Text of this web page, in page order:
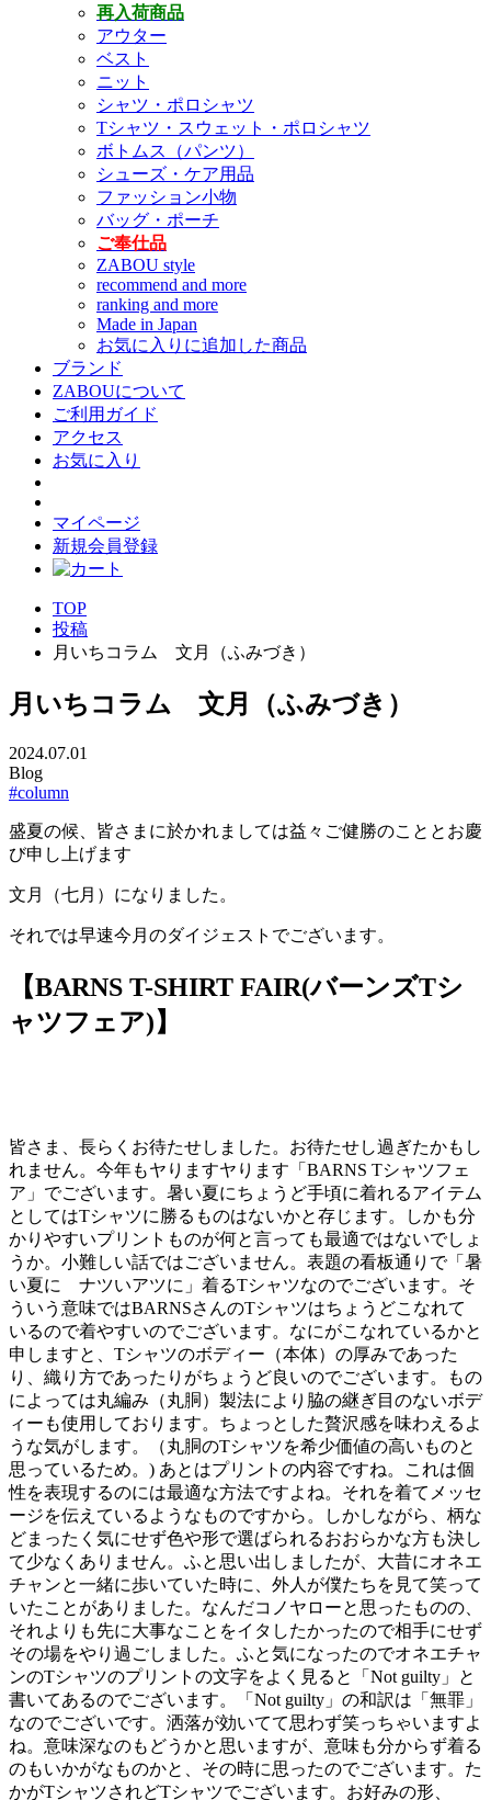
再入荷商品
アウター
ベスト
ニット
シャツ・ポロシャツ
Tシャツ・スウェット・ポロシャツ
ボトムス（パンツ）
シューズ・ケア用品
ファッション小物
バッグ・ポーチ
ご奉仕品
ZABOU style
recommend and more
ranking and more
Made in Japan
お気に入りに追加した商品
ブランド
ZABOUについて
ご利用ガイド
アクセス
お気に入り
マイページ
新規会員登録
TOP
投稿
月いちコラム 文月（ふみづき）
月いちコラム 文月（ふみづき）
2024.07.01
Blog
#column
盛夏の候、皆さまに於かれましては益々ご健勝のこととお慶
び申し上げます
文月（七月）になりました。
それでは早速今月のダイジェストでございます。
【BARNS T-SHIRT FAIR(バーンズTシ
ャツフェア)】
皆さま、長らくお待たせしました。お待たせし過ぎたかもし
れません。今年もヤりますヤります「BARNS Tシャツフェ
ア」でございます。暑い夏にちょうど手頃に着れるアイテム
としてはTシャツに勝るものはないかと存じます。しかも分
かりやすいプリントものが何と言っても最適ではないでしょ
うか。小難しい話ではございません。表題の看板通りで「暑
い夏に ナツいアツに」着るTシャツなのでございます。そ
ういう意味ではBARNSさんのTシャツはちょうどこなれて
いるので着やすいのでございます。なにがこなれているかと
申しますと、Tシャツのボディー（本体）の厚みであった
り、織り方であったりがちょうど良いのでございます。もの
によっては丸編み（丸胴）製法により脇の継ぎ目のないボデ
ィーも使用しております。ちょっとした贅沢感を味わえるよ
うな気がします。（丸胴のTシャツを希少価値の高いものと
思っているため。) あとはプリントの内容ですね。これは個
性を表現するのには最適な方法ですよね。それを着てメッセ
ージを伝えているようなものですから。しかしながら、柄な
どまったく気にせず色や形で選ばられるおおらかな方も決し
て少なくありません。ふと思い出しましたが、大昔にオネエ
チャンと一緒に歩いていた時に、外人が僕たちを見て笑って
いたことがありました。なんだコノヤローと思ったものの、
それよりも先に大事なことをイタしたかったので相手にせず
その場をやり過ごしました。ふと気になったのでオネエチャ
ンのTシャツのプリントの文字をよく見ると「Not guilty」と
書いてあるのでございます。「Not guilty」の和訳は「無罪」
なのでございです。洒落が効いてて思わず笑っちゃいますよ
ね。意味深なのもどうかと思いますが、意味も分からず着る
のもいかがなものかと、その時に思ったのでございます。た
かがTシャツされどTシャツでございます。お好みの形、